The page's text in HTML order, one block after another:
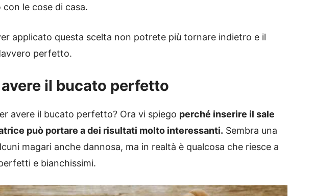
le cose di casa.
applicato questa scelta non potrete più tornare indietro e il
perfetto.
il bucato perfetto
avere il bucato perfetto? Ora vi spiego perché inserire il sale
può portare a dei risultati molto interessanti. Sembra una
magari anche dannosa, ma in realtà è qualcosa che riesce a
e bianchissimi.